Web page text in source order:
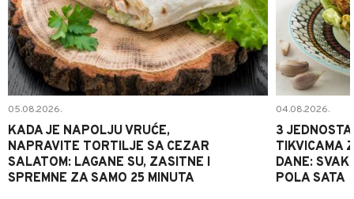
05.08.2026.
KADA JE NAPOLJU VRUĆE,
NAPRAVITE TORTILJE SA CEZAR
SALATOM: LAGANE SU, ZASITNE I
SPREMNE ZA SAMO 25 MINUTA
04.08.2026.
3
TIKVICAMA
DANE:
POLA SATA